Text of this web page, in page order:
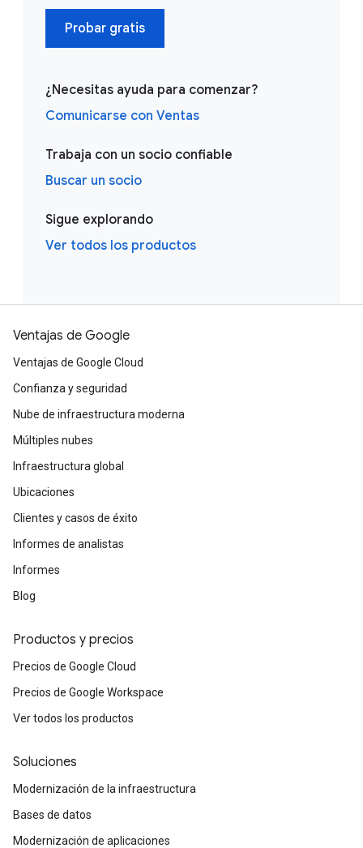
Probar gratis
¿Necesitas ayuda para comenzar?
Comunicarse con Ventas
Trabaja con un socio confiable
Buscar un socio
Sigue explorando
Ver todos los productos
Ventajas de Google
Ventajas de Google Cloud
Confianza y seguridad
Nube de infraestructura moderna
Múltiples nubes
Infraestructura global
Ubicaciones
Clientes y casos de éxito
Informes de analistas
Informes
Blog
Productos y precios
Precios de Google Cloud
Precios de Google Workspace
Ver todos los productos
Soluciones
Modernización de la infraestructura
Bases de datos
Modernización de aplicaciones